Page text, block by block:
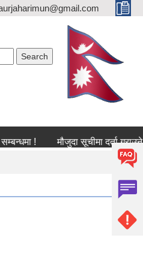
! मौजुदा सूचीमा दर्ता गराउने